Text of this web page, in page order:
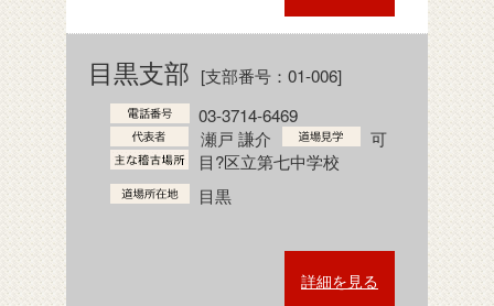
目黒支部 [支部番号：01-006]
03-3714-6469
瀬戸 謙介
可
目?区立第七中学校
目黒
詳細を見る